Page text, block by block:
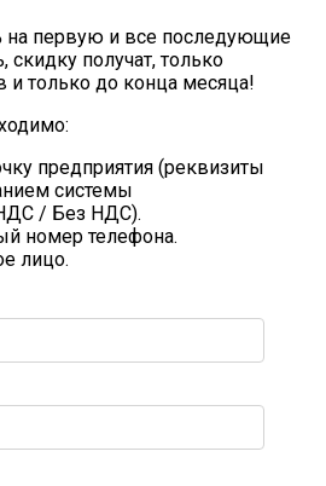
на первую и все последующие
скидку получат, только
и только до конца месяца!
предприятия (реквизиты
системы
/ Без НДС).
номер телефона.
лицо.